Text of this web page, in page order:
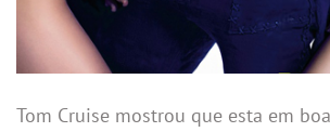
Tom Cruise mostrou que esta em